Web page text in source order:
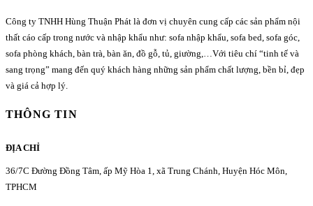
Công ty TNHH Hùng Thuận Phát là đơn vị chuyên cung cấp các sản phẩm nội
thất cáo cấp trong nước và nhập khẩu như: sofa nhập khẩu, sofa bed, sofa góc,
sofa phòng khách, bàn trà, bàn ăn, đồ gỗ, tủ, giường,…Với tiêu chí “tinh tế và
sang trọng” mang đến quý khách hàng những sản phẩm chất lượng, bền bỉ, đẹp
và giá cả hợp lý.
THÔNG TIN
ĐỊA CHỈ
36/7C Đường Đồng Tâm, ấp Mỹ Hòa 1, xã Trung Chánh, Huyện Hóc Môn,
TPHCM